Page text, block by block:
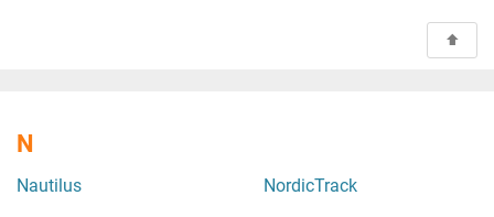
N
Nautilus NordicTrack